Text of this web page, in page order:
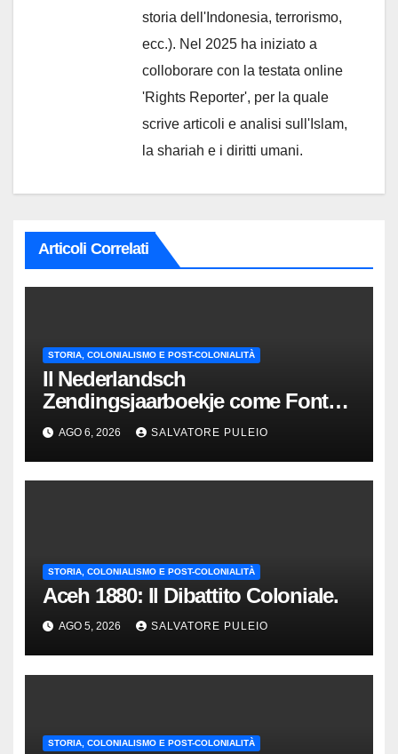
storia dell'Indonesia, terrorismo,
ecc.). Nel 2025 ha iniziato a
colloborare con la testata online
'Rights Reporter', per la quale
scrive articoli e analisi sull'Islam,
la shariah e i diritti umani.
Articoli Correlati
STORIA, COLONIALISMO E POST-COLONIALITÀ
Il Nederlandsch
Zendingsjaarboekje come Fonte
Storica delle Indie Orientali
Olandesi
AGO 6, 2026 SALVATORE PULEIO
STORIA, COLONIALISMO E POST-COLONIALITÀ
Aceh 1880: Il Dibattito Coloniale.
AGO 5, 2026 SALVATORE PULEIO
STORIA, COLONIALISMO E POST-COLONIALITÀ